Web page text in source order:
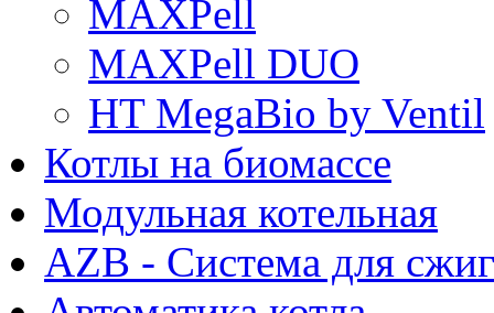
MAXPell
MAXPell DUO
HT MegaBio by Ventil
Котлы на биомассе
Модульная котельная
AZB - Система для